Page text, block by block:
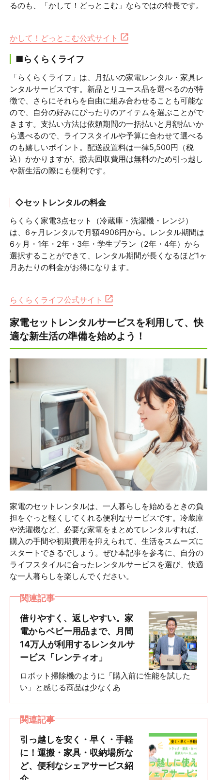
るのも、「かして！どっとこむ」ならではの特長です。
かして！どっとこむ公式サイト
■らくらくライフ
「らくらくライフ」は、月払いの家電レンタル・家具レ
ンタルサービスです。新品とリユース品を選べるのが特
徴で、さらにそれらを自由に組み合わせることも可能な
ので、自分の好みにぴったりのアイテムを選ぶことがで
きます。支払い方法は依頼期間の一括払いと月額払いか
ら選べるので、ライフスタイルや予算に合わせて選べる
のも嬉しいポイント。配送設置料は一律5,500円（税
込）かかりますが、撤去回収費用は無料のため引っ越し
や新生活の際にも便利です。
◇セットレンタルの料金
らくらく家電3点セット（冷蔵庫・洗濯機・レンジ）
は、6ヶ月レンタルで月額4906円から。レンタル期間は
6ヶ月・1年・2年・3年・学生プラン（2年・4年）から
選択することができて、レンタル期間が長くなるほど1ヶ
月あたりの料金がお得になります。
らくらくライフ公式サイト
家電セットレンタルサービスを利用して、快
適な新生活の準備を始めよう！
家電のセットレンタルは、一人暮らしを始めるときの負
担をぐっと軽くしてくれる便利なサービスです。冷蔵庫
や洗濯機など、必要な家電をまとめてレンタルすれば、
購入の手間や初期費用を抑えられて、生活をスムーズに
スタートできるでしょう。ぜひ本記事を参考に、自分の
ライフスタイルに合ったレンタルサービスを選び、快適
な一人暮らしを楽しんでください。
関連記事
借りやすく、返しやすい。家
電からベビー用品まで、月間
14万人が利用するレンタルサ
ービス「レンティオ」
ロボット掃除機のように「購入前に性能を試した
い」と感じる商品は少なくあ
関連記事
引っ越しを安く・早く・手軽
に！運搬・家具・収納場所な
ど、便利なシェアサービス紹